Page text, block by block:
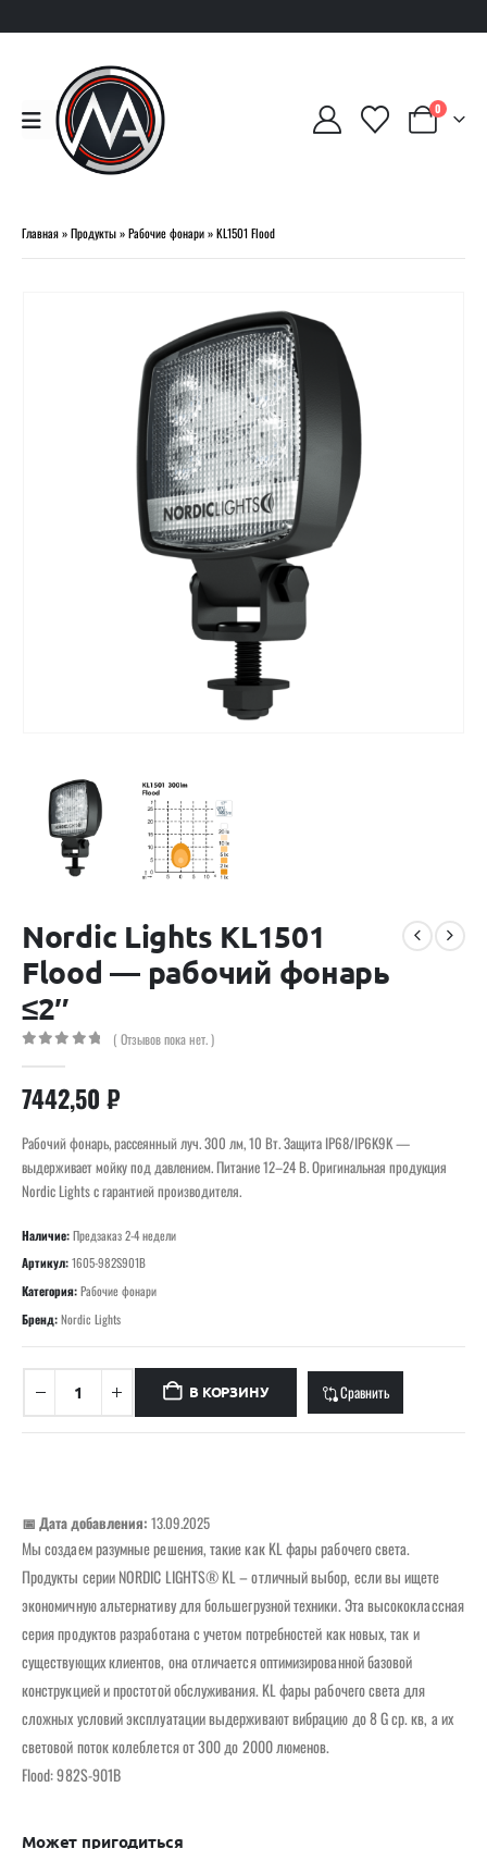
0
Главная»Продукты»Рабочие фонари»KL1501 Flood
Nordic Lights KL1501
Flood — рабочий фонарь
≤2″
( Отзывов пока нет. )
7442,50 ₽
Рабочий фонарь, рассеянный луч. 300 лм, 10 Вт. Защита IP68/IP6K9K —
выдерживает мойку под давлением. Питание 12–24 В. Оригинальная продукция
Nordic Lights с гарантией производителя.
Наличие:Предзаказ 2-4 недели
Артикул:1605-982S901B
Категория:Рабочие фонари
Бренд:Nordic Lights
В КОРЗИНУ Сравнить
📅 Дата добавления: 13.09.2025
Мы создаем разумные решения, такие как KL фары рабочего света.
Продукты серии NORDIC LIGHTS® KL – отличный выбор, если вы ищете
экономичную альтернативу для большегрузной техники. Эта высококлассная
серия продуктов разработана с учетом потребностей как новых, так и
существующих клиентов, она отличается оптимизированной базовой
конструкцией и простотой обслуживания. KL фары рабочего света для
сложных условий эксплуатации выдерживают вибрацию до 8 G ср. кв, а их
световой поток колеблется от 300 до 2000 люменов.
Flood: 982S-901B
Может пригодиться